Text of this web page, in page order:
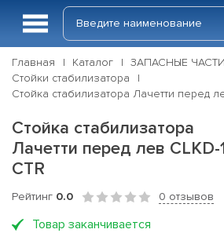
Главная Каталог ЗАПАСНЫЕ ЧАСТИ
Стойки стабилизатора
Стойка стабилизатора Лачетти перед
Стойка стабилизатора
Лачетти перед лев CLKD-
CTR
Рейтинг 0.0 0 отзывов
Товар заканчивается